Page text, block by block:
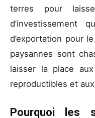
terres pour
d’investissement
d’exportation pour
paysannes sont
laisser la place
reproductibles et
Pourquoi les